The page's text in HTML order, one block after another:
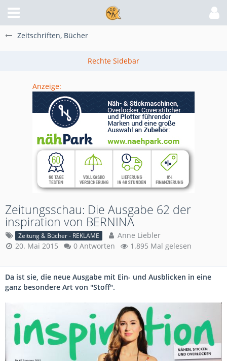
Zeitschriften, Bücher
Anzeige:
Zeitungsschau: Die Ausgabe 62 der
inspiration von BERNINA
Zeitung & Bücher - REKLAME
Anne Liebler
20. Mai 2015
0 Antworten 1.895 Mal gelesen
Da ist sie, die neue Ausgabe mit Ein- und Ausblicken in eine
ganz besondere Art von "Stoff".